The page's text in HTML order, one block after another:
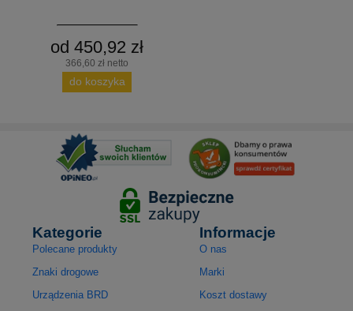
od 450,92 zł
366,60 zł netto
do koszyka
Kategorie
Polecane produkty
Znaki drogowe
Urządzenia BRD
Informacje
O nas
Marki
Koszt dostawy